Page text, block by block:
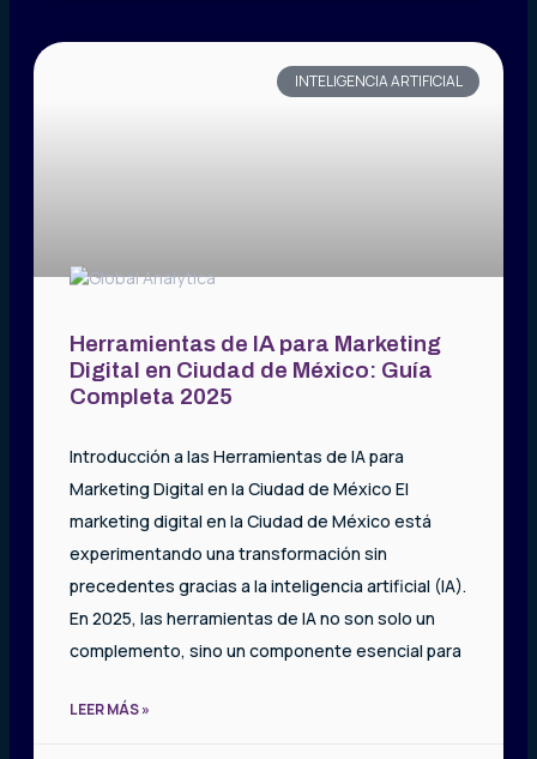
INTELIGENCIA ARTIFICIAL
Herramientas de IA para Marketing
Digital en Ciudad de México: Guía
Completa 2025
Introducción a las Herramientas de IA para
Marketing Digital en la Ciudad de México El
marketing digital en la Ciudad de México está
experimentando una transformación sin
precedentes gracias a la inteligencia artificial (IA).
En 2025, las herramientas de IA no son solo un
complemento, sino un componente esencial para
LEER MÁS »